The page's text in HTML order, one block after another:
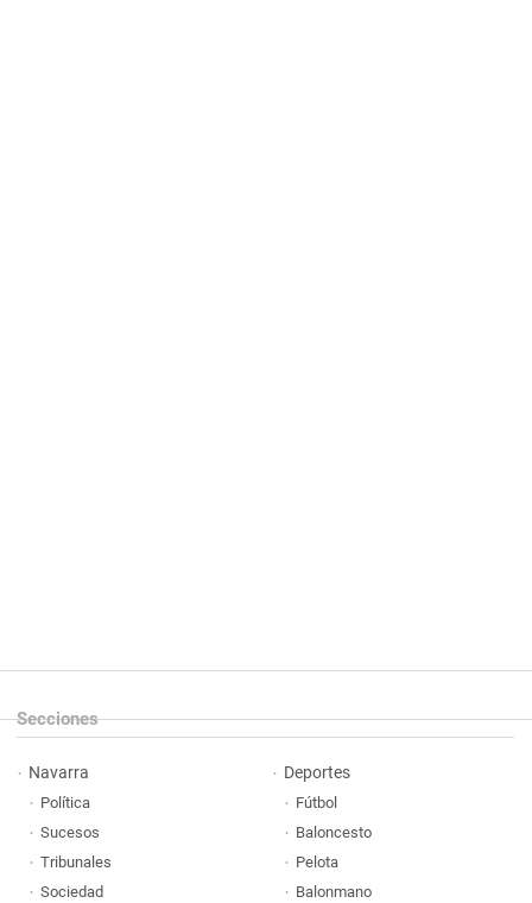
Secciones
Navarra
Política
Sucesos
Tribunales
Sociedad
Deportes
Fútbol
Baloncesto
Pelota
Balonmano